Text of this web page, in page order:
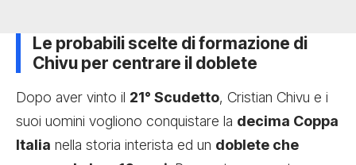
Le probabili scelte di formazione di
Chivu per centrare il doblete
Dopo aver vinto il 21° Scudetto, Cristian Chivu e i
suoi uomini vogliono conquistare la decima Coppa
Italia nella storia interista ed un doblete che